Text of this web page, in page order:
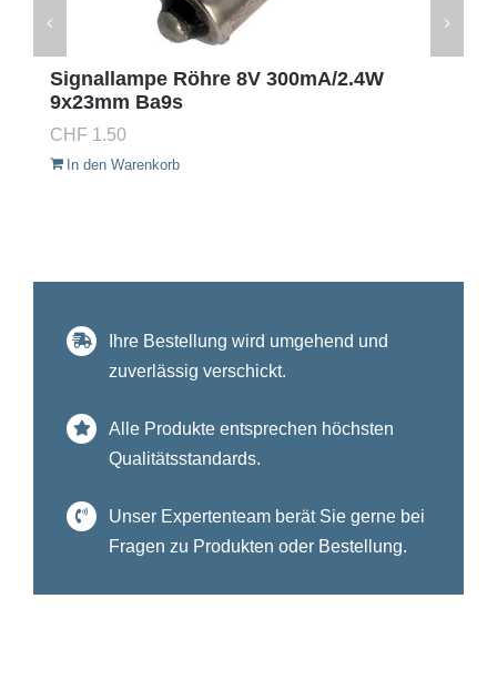
Signallampe Röhre 8V 300mA/2.4W
9x23mm Ba9s
CHF 1.50
In den Warenkorb
Ihre Bestellung wird umgehend und
zuverlässig verschickt.
Alle Produkte entsprechen höchsten
Qualitätsstandards.
Unser Expertenteam berät Sie gerne bei
Fragen zu Produkten oder Bestellung.